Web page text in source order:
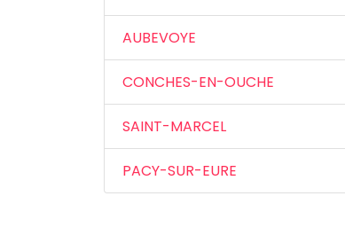
AUBEVOYE
CONCHES-EN-OUCHE
SAINT-MARCEL
PACY-SUR-EURE